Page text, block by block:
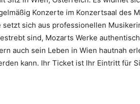
Konzerte im Konzertsaal des
sich aus professionellen
sind, Mozarts Werke
auch sein Leben in Wien hautnah
kann. Ihr Ticket ist Ihr Eintritt für